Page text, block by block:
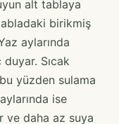
alt tablaya
birikmiş
aylarında
Sıcak
yüzden sulama
ise
ve daha az suya